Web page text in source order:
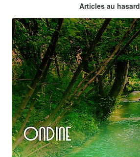
Articles au hasard